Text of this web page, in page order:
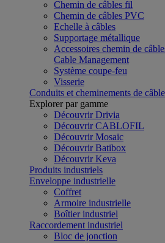
Chemin de câbles fil
Chemin de câbles PVC
Echelle à câbles
Supportage métallique
Accessoires chemin de
Cable Management
Système coupe-feu
Visserie
Conduits et cheminements de
Explorer par gamme
Découvrir Drivia
Découvrir CABLOFIL
Découvrir Mosaic
Découvrir Batibox
Découvrir Keva
Produits industriels
Enveloppe industrielle
Coffret
Armoire industrielle
Boîtier industriel
Raccordement industriel
Bloc de jonction